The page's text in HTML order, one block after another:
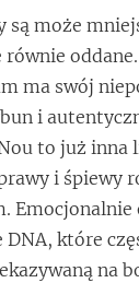
są może
równie
ma swój
i
to już
i śpiewy
Emocjonalnie
które
na